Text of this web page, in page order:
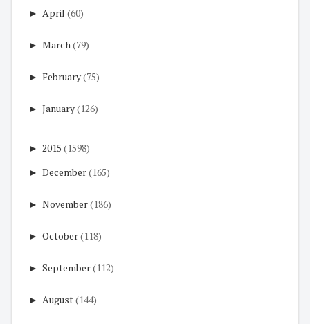
► April (60)
► March(79)
► February(75)
► January(126)
► 2015 (1598)
► December(165)
► November(186)
► October(118)
► September(112)
► August(144)